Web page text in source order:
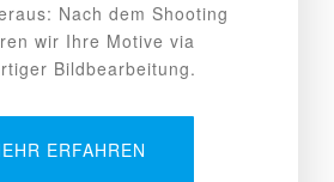
Nach dem Shooting
wir Ihre Motive via
Bildbearbeitung.
ERFAHREN